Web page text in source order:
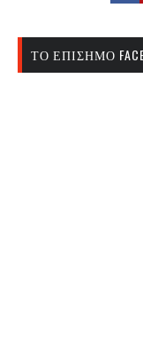
ΤΟ ΕΠΊΣΗΜΟ